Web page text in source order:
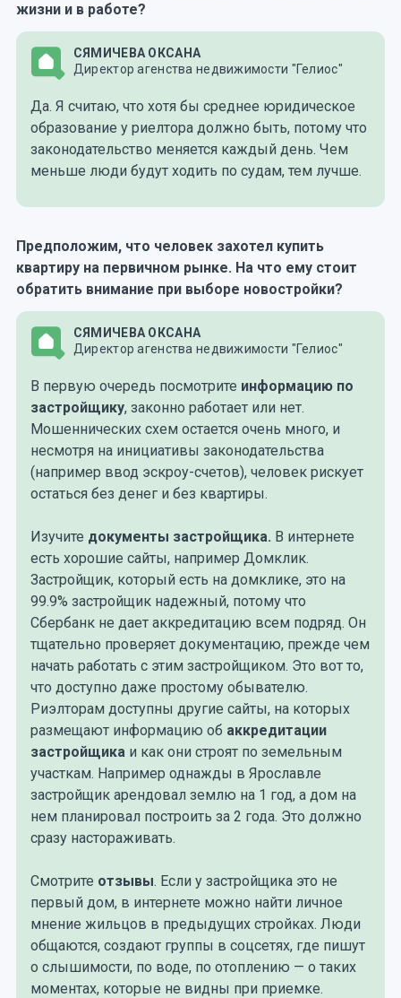
жизни и в работе?
СЯМИЧЕВА ОКСАНА
Директор агенства недвижимости "Гелиос"
Да. Я считаю, что хотя бы среднее юридическое
образование у риелтора должно быть, потому что
законодательство меняется каждый день. Чем
меньше люди будут ходить по судам, тем лучше.
Предположим, что человек захотел купить
квартиру на первичном рынке. На что ему стоит
обратить внимание при выборе новостройки?
СЯМИЧЕВА ОКСАНА
Директор агенства недвижимости "Гелиос"
В первую очередь посмотрите информацию по
застройщику, законно работает или нет.
Мошеннических схем остается очень много, и
несмотря на инициативы законодательства
(например ввод эскроу-счетов), человек рискует
остаться без денег и без квартиры.
Изучите документы застройщика. В интернете
есть хорошие сайты, например Домклик.
Застройщик, который есть на домклике, это на
99.9% застройщик надежный, потому что
Сбербанк не дает аккредитацию всем подряд. Он
тщательно проверяет документацию, прежде чем
начать работать с этим застройщиком. Это вот то,
что доступно даже простому обывателю.
Риэлторам доступны другие сайты, на которых
размещают информацию об аккредитации
застройщика и как они строят по земельным
участкам. Например однажды в Ярославле
застройщик арендовал землю на 1 год, а дом на
нем планировал построить за 2 года. Это должно
сразу настораживать.
Смотрите отзывы. Если у застройщика это не
первый дом, в интернете можно найти личное
мнение жильцов в предыдущих стройках. Люди
общаются, создают группы в соцсетях, где пишут
о слышимости, по воде, по отоплению — о таких
моментах, которые не видны при приемке.